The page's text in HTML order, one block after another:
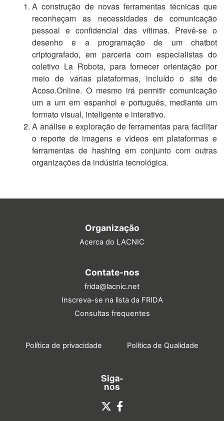
A construção de novas ferramentas técnicas que
reconheçam as necessidades de comunicação
pessoal e confidencial das vítimas. Prevê-se o
desenho e a programação de um chatbot
criptografado, em parceria com especialistas do
coletivo La Robota, para fornecer orientação por
meio de várias plataformas, incluído o site de
Acoso.Online. O mesmo irá permitir comunicação
um a um em espanhol e português, mediante um
formato visual, inteligente e interativo.
A análise e exploração de ferramentas para facilitar
o reporte de imagens e vídeos em plataformas e
ferramentas de hashing em conjunto com outras
organizações da indústria tecnológica.
Organização
Acerca do LACNIC
Contate-nos
frida@lacnic.net
Inscreva-se na lista da FRIDA
Consultas frequentes
Siga-
nos
Política de privacidade Política de Qualidade